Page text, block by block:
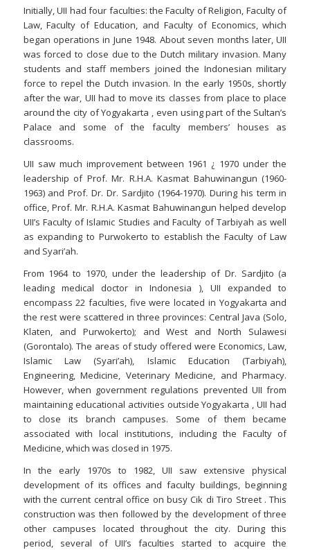
Initially, UII had four faculties: the Faculty of Religion, Faculty of
Law, Faculty of Education, and Faculty of Economics, which
began operations in June 1948. About seven months later, UII
was forced to close due to the Dutch military invasion. Many
students and staff members joined the Indonesian military
force to repel the Dutch invasion. In the early 1950s, shortly
after the war, UII had to move its classes from place to place
around the city of Yogyakarta , even using part of the Sultan’s
Palace and some of the faculty members’ houses as
classrooms.
UII saw much improvement between 1961 ¿ 1970 under the
leadership of Prof. Mr. R.H.A. Kasmat Bahuwinangun (1960-
1963) and Prof. Dr. Dr. Sardjito (1964-1970). During his term in
office, Prof. Mr. R.H.A. Kasmat Bahuwinangun helped develop
UII’s Faculty of Islamic Studies and Faculty of Tarbiyah as well
as expanding to Purwokerto to establish the Faculty of Law
and Syari’ah.
From 1964 to 1970, under the leadership of Dr. Sardjito (a
leading medical doctor in Indonesia ), UII expanded to
encompass 22 faculties, five were located in Yogyakarta and
the rest were scattered in three provinces: Central Java (Solo,
Klaten, and Purwokerto); and West and North Sulawesi
(Gorontalo). The areas of study offered were Economics, Law,
Islamic Law (Syari’ah), Islamic Education (Tarbiyah),
Engineering, Medicine, Veterinary Medicine, and Pharmacy.
However, when government regulations prevented UII from
maintaining educational activities outside Yogyakarta , UII had
to close its branch campuses. Some of them became
associated with local institutions, including the Faculty of
Medicine, which was closed in 1975.
In the early 1970s to 1982, UII saw extensive physical
development of its offices and faculty buildings, beginning
with the current central office on busy Cik di Tiro Street . This
construction was then followed by the development of three
other campuses located throughout the city. During this
period, several of UII’s faculties started to acquire the